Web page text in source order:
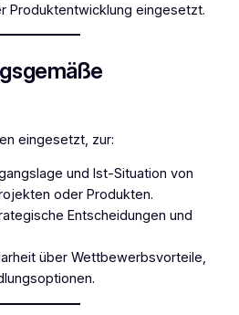
Produktentwicklung eingesetzt.
eingesetzt, zur:
und Ist-Situation von
oder Produkten.
Entscheidungen und
über Wettbewerbsvorteile,